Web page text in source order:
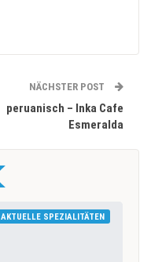
NÄCHSTER POST
peruanisch – Inka Cafe
Esmeralda
AKTUELLE SPEZIALITÄTEN